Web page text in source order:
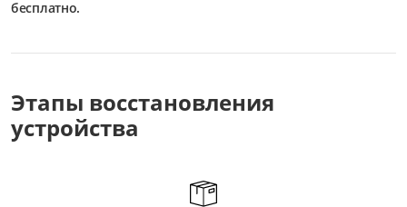
бесплатно.
Этапы восстановления
устройства